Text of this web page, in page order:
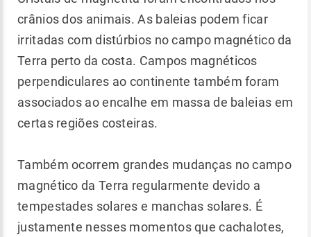
crânios dos animais. As baleias podem ficar
irritadas com distúrbios no campo magnético da
Terra perto da costa. Campos magnéticos
perpendiculares ao continente também foram
associados ao encalhe em massa de baleias em
certas regiões costeiras.
Também ocorrem grandes mudanças no campo
magnético da Terra regularmente devido a
tempestades solares e manchas solares. É
justamente nesses momentos que cachalotes,